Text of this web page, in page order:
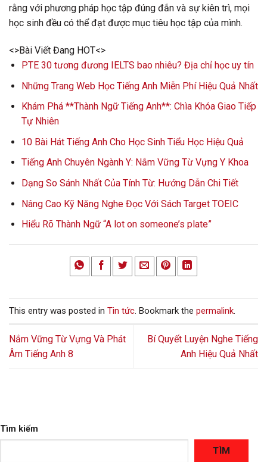
rằng với phương pháp học tập đúng đắn và sự kiên trì, mọi
học sinh đều có thể đạt được mục tiêu học tập của mình.
<>Bài Viết Đang HOT<>
PTE 30 tương đương IELTS bao nhiêu? Địa chỉ học uy tín
Những Trang Web Học Tiếng Anh Miễn Phí Hiệu Quả Nhất
Khám Phá **Thành Ngữ Tiếng Anh**: Chìa Khóa Giao Tiếp
Tự Nhiên
10 Bài Hát Tiếng Anh Cho Học Sinh Tiểu Học Hiệu Quả
Tiếng Anh Chuyên Ngành Y: Nắm Vững Từ Vựng Y Khoa
Dạng So Sánh Nhất Của Tính Từ: Hướng Dẫn Chi Tiết
Nâng Cao Kỹ Năng Nghe Đọc Với Sách Target TOEIC
Hiểu Rõ Thành Ngữ “A lot on someone’s plate”
This entry was posted in Tin tức. Bookmark the permalink.
Nắm Vững Từ Vựng Và Phát
Âm Tiếng Anh 8
Bí Quyết Luyện Nghe Tiếng
Anh Hiệu Quả Nhất
Tìm kiếm
TÌM